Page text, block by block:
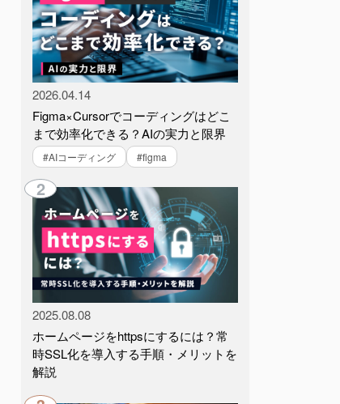
2026.04.14
Figma×Cursorでコーディングはどこ
まで効率化できる？AIの実力と限界
#AIコーディング #figma
2025.08.08
ホームページをhttpsにするには？常
時SSL化を導入する手順・メリットを
解説
2